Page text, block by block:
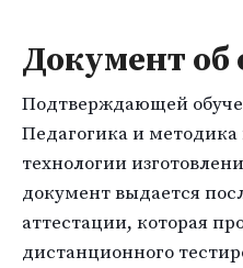
Документ об
Подтверждающей
Педагогика и
технологии
документ выдается
аттестации, которая
дистанционного